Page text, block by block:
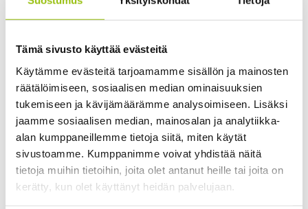
Tämä sivusto käyttää evästeitä
Käytämme evästeitä tarjoamamme sisällön ja mainosten
räätälöimiseen, sosiaalisen median ominaisuuksien
tukemiseen ja kävijämäärämme analysoimiseen. Lisäksi
jaamme sosiaalisen median, mainosalan ja analytiikka-
alan kumppaneillemme tietoja siitä, miten käytät
sivustoamme. Kumppanimme voivat yhdistää näitä
tietoja muihin tietoihin, joita olet antanut heille tai joita on
kerätty, kun olet käyttänyt heidän palvelujaan.
Anita Hedman
20
Enrollment has expired